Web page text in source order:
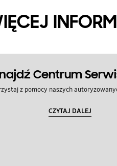
Centrum
z pomocy naszych
CZYTAJ DALEJ